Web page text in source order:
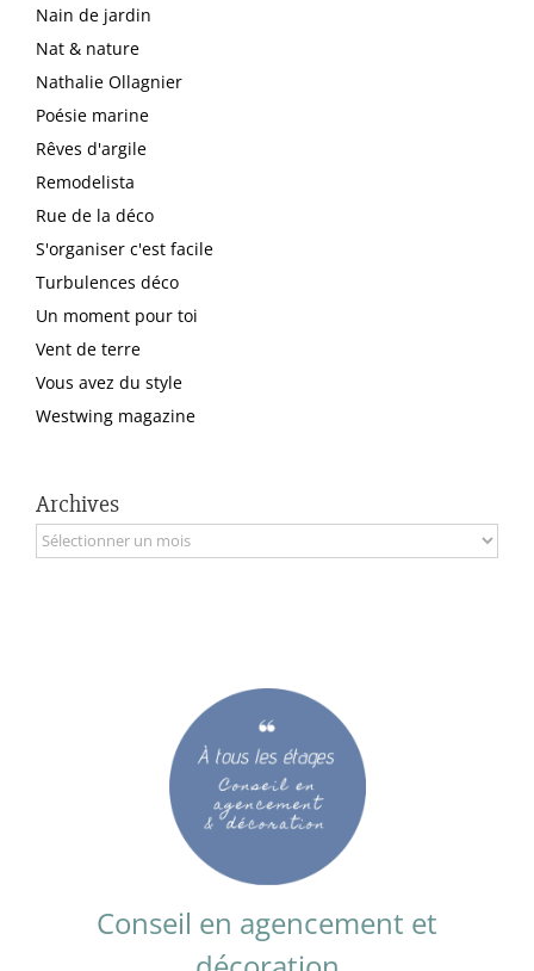
Nain de jardin
Nat & nature
Nathalie Ollagnier
Poésie marine
Rêves d'argile
Remodelista
Rue de la déco
S'organiser c'est facile
Turbulences déco
Un moment pour toi
Vent de terre
Vous avez du style
Westwing magazine
Archives
Archives
Conseil en agencement et